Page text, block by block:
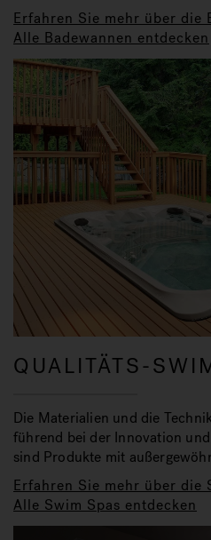
Erfahren Sie mehr über die
Alle Badewannen entdecken
QUALITÄTS-
Die Materialien und die
führend bei der Innovation
sind Produkte mit
Erfahren Sie mehr über die
Alle Swim Spas entdecken